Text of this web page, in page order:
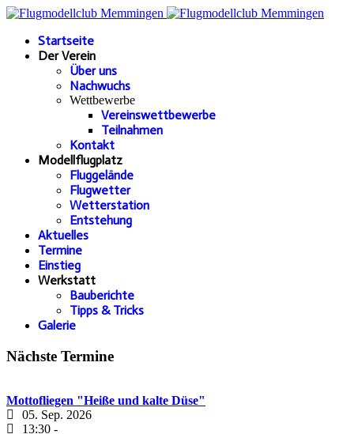
Startseite
Der Verein
Über uns
Nachwuchs
Wettbewerbe
Vereinswettbewerbe
Teilnahmen
Kontakt
Modellflugplatz
Fluggelände
Flugwetter
Wetterstation
Entstehung
Aktuelles
Termine
Einstieg
Werkstatt
Bauberichte
Tipps & Tricks
Galerie
Nächste Termine
Mottofliegen "Heiße und kalte Düse"
05. Sep. 2026
13:30 -